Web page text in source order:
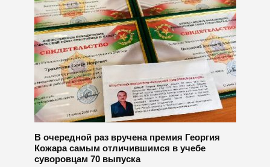
В очередной раз вручена премия Георгия
Кожара самым отличившимся в учебе
суворовцам 70 выпуска